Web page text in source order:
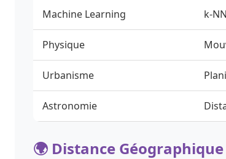
Machine Learning k-
Physique
Urbanisme
Astronomie
🌍 Distance Géographique